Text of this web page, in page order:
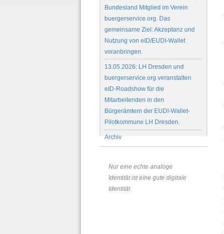
Bundesland Mitglied im Verein
buergerservice.org. Das
gemeinsame Ziel: Akzeptanz und
Nutzung von eID/EUDI-Wallet
voranbringen.
13.05.2026: LH Dresden und
buergerservice.org veranstalten
eID-Roadshow für die
Mitarbeitenden in den
Bürgerämtern der EUDI-Wallet-
Pilotkommune LH Dresden.
Archiv
Nur eine echte analoge
Identität ist eine gute digitale
Identität